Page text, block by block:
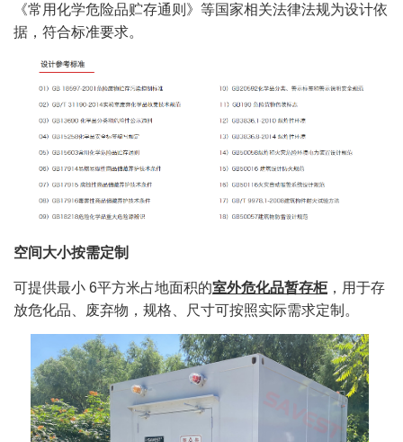
《常用化学危险品贮存通则》等国家相关法律法规为设计依
据，符合标准要求。
空间大小按需定制
可提供最小 6平方米占地面积的室外危化品暂存柜，用于存
放危化品、废弃物，规格、尺寸可按照实际需求定制。